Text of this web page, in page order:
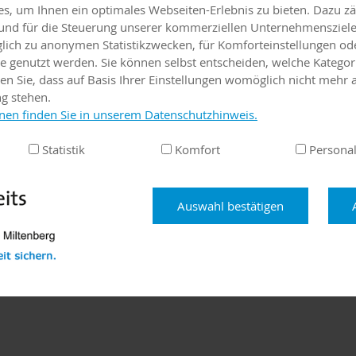
um Ihnen ein optimales Webseiten-Erlebnis zu bieten. Dazu
für die Steuerung unserer kommerziellen
zu anonymen Statistikzwecken, für Komforteinstellungen
genutzt werden. Sie können selbst entscheiden, welche
Sie, dass auf Basis Ihrer Einstellungen womöglich nicht mehr
stehen.
finden Sie in unserem Datenschutzhinweis.
Statistik Komfort
Auswahl bestätigen